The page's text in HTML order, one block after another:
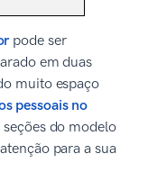
pode ser
em duas
muito espaço
pessoais no
seções do modelo
para a sua